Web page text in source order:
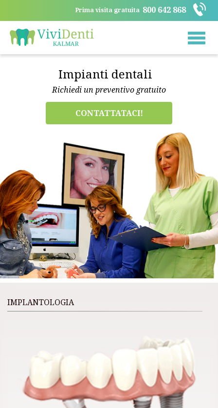
Prima visita gratuita 800 642 868
Toggle
Impianti dentali
Richiedi un preventivo gratuito
CONTATTATACI!
IMPLANTOLOGIA